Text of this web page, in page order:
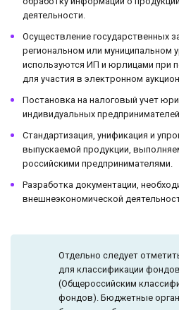
деятельности.
Осуществление государственных
региональном или муниципальном
используются ИП и юрлицами при
для участия в электронном
Постановка на налоговый учет
индивидуальных предпринимателей.
Стандартизация, унификация и
выпускаемой продукции,
российскими предпринимателями.
Разработка документации,
внешнеэкономической
Отдельно следует
для классификации
(Общероссийским
фондов). Бюджетные